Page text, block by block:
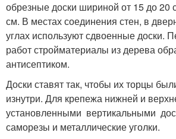
обрезные доски шириной от 15 до 20
см. В местах соединения стен, в
углах используют сдвоенные доски.
работ стройматериалы из дерева
антисептиком.
Доски ставят так, чтобы их торцы
изнутри. Для крепежа нижней и
установленными вертикальными
саморезы и металлические уголки.